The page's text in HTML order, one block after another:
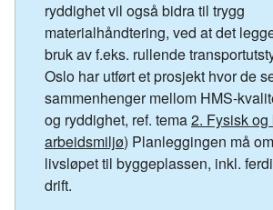
ryddighet vil også bidra til trygg
materialhåndtering, ved at det
bruk av f.eks. rullende
Oslo har utført et prosjekt hvor de
sammenhenger mellom HMS-
og ryddighet, ref. tema2. Fysisk
arbeidsmiljø) Planleggingen må
livsløpet til byggeplassen, inkl.
drift.